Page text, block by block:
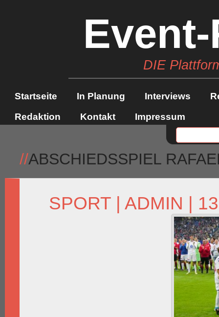
DIE
Startseite In Planung Interviews
Redaktion
Kontakt Impressum
//ABSCHIEDSSPIEL
SPORT ADMIN |